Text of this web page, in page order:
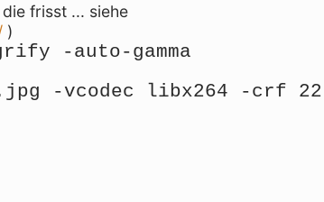
frisst ... siehe
)
-auto-gamma
-vcodec libx264 -crf 22